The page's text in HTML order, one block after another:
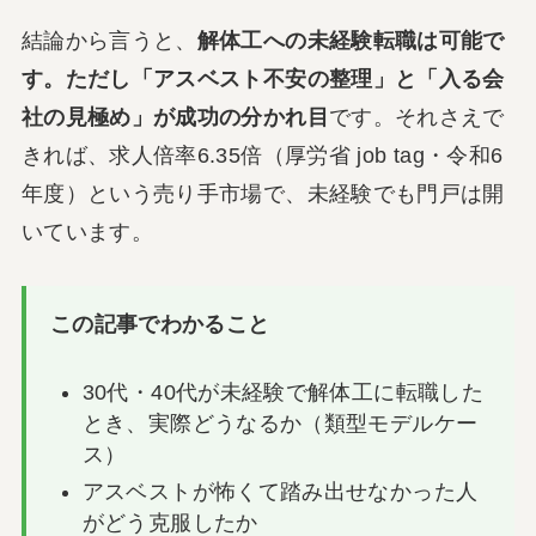
結論から言うと、 解体工への未経験転職は可能で
す。ただし「アスベスト不安の整理」と「入る会
社の見極め」が成功の分かれ目 です。それさえで
きれば、求人倍率6.35倍（厚労省 job tag・令和6
年度）という売り手市場で、未経験でも門戸は開
いています。
この記事でわかること
30代・40代が未経験で解体工に転職した
とき、実際どうなるか（類型モデルケー
ス）
アスベストが怖くて踏み出せなかった人
がどう克服したか